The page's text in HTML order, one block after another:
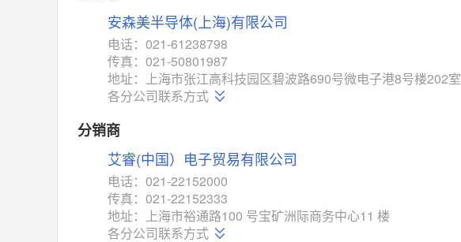
M74HC4852 (意法-ST)
相同功能 相似度 52%
TC4052BF (东芝-Toshiba)
相同功能 相似度 50% 对比
ISL54233 (瑞萨-Renesas)
相同功能 相似度 49% 对比 相同功能
安森美半导体(上海)有限公司
电话：021-61238798
传真：021-50801987
地址：上海市张江高科技园区碧波路690号微电子港8号楼202室
各分公司联系方式
分销商
艾睿(中国）电子贸易有限公司
电话：021-22152000
传真：021-22152333
地址：上海市裕通路100 号宝矿洲际商务中心11 楼
各分公司联系方式